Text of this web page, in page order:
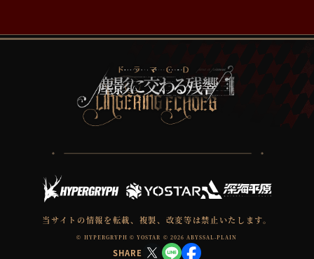
当サイトの情報を転載、複製、改変等は禁止いたします。
© HYPERGRYPH © YOSTAR © 2026 ABYSSAL-PLAIN
SHARE